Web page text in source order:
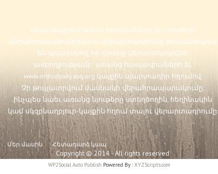
Սույն կայքում առկա հոդվածների եւ նյութերի
վերահրապարակումն ու վերարտադրումը թույլատրվում
են պայմանով, որ դրանք վերարտադրվեն
ամբողջությամբ` առանց հապավումների եւ
www.orthodoxkyanq.org կայքին պարտադիր հղումով:
Չի թույլատրվում մասնակի վերահրապարակումը,
ինչպես նաեւ առանց նյութերը ստեղծողին, հեղինակին
կամ սկզբնաղբյուր-կայքին հղում տալու վերարտադրումը:
Մեր մասին Հետադարձ կապ
Copyright © 2014 - All rights reserved
WP2Social Auto Publish Powered By :XYZScripts.com